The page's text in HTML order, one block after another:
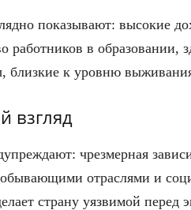
показывают: высокие
работников в образовании,
близкие к уровню
взгляд
чрезмерная
отраслями и
страну уязвимой